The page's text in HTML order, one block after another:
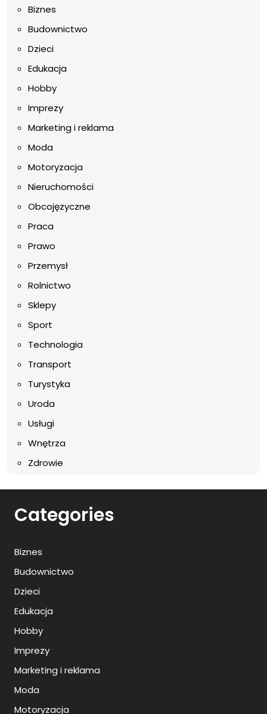
Biznes
Budownictwo
Dzieci
Edukacja
Hobby
Imprezy
Marketing i reklama
Moda
Motoryzacja
Nieruchomości
Obcojęzyczne
Praca
Prawo
Przemysł
Rolnictwo
Sklepy
Sport
Technologia
Transport
Turystyka
Uroda
Usługi
Wnętrza
Zdrowie
Categories
Biznes
Budownictwo
Dzieci
Edukacja
Hobby
Imprezy
Marketing i reklama
Moda
Motoryzacja